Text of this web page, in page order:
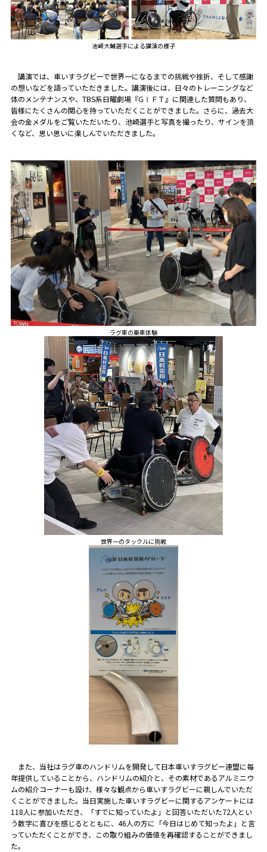
池崎大輔選手による講演の様子
講演では、車いすラグビーで世界一になるまでの挑戦や挫折、そして感謝
の想いなどを語っていただきました。講演後には、日々のトレーニングなど
体のメンテナンスや、TBS系日曜劇場『GⅠＦＴ』に関連した質問もあり、
皆様にたくさんの関心を持っていただくことができました。さらに、過去大
会の金メダルをご覧いただいたり、池崎選手と写真を撮ったり、サインを頂
くなど、思い思いに楽しんでいただきました。
ラグ車の乗車体験
世界一のタックルに挑戦
また、当社はラグ車のハンドリムを開発して日本車いすラグビー連盟に毎
年提供していることから、ハンドリムの紹介と、その素材であるアルミニウ
ムの紹介コーナーも設け、様々な観点から車いすラグビーに親しんでいただ
くことができました。当日実施した車いすラグビーに関するアンケートには
118人に参加いただき、「すでに知っていたよ」と回答いただいた72人とい
う数字に喜びを感じるとともに、46人の方に「今日はじめて知ったよ」と言
っていただくことができ、この取り組みの価値を再確認することができまし
た。